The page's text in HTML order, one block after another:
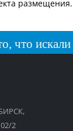
размещения.
что
2